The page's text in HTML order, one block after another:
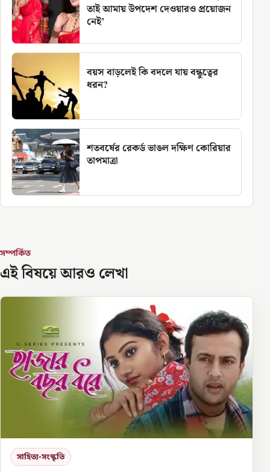
তাই আমায় উপদেশ দেওয়ারও প্রয়োজন
নেই’
বয়স বাড়লেই কি বদলে যায় বন্ধুত্বের
ধরন?
শতবর্ষের রেকর্ড ভাঙল দক্ষিণ কোরিয়ার
তাপমাত্রা
সম্পর্কিত
এই বিষয়ে আরও লেখা
সাহিত্য-সংস্কৃতি